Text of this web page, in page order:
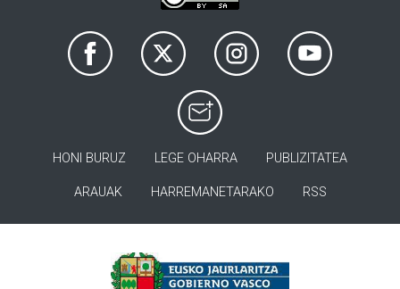
HONI BURUZ LEGE OHARRA PUBLIZITATEA
ARAUAK HARREMANETARAKO RSS